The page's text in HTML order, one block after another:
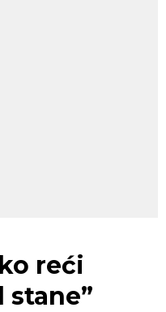
reći
stane”